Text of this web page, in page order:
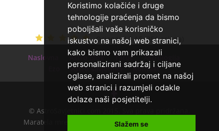
Koristimo kolačiće i druge
tehnologije praćenja da bismo
poboljšali vaše korisničko
iskustvo na našoj web stranici,
kako bismo vam prikazali
personalizirani sadržaj i ciljane
oglase, analizirali promet na našoj
web stranici i razumjeli odakle
dolaze naši posjetitelji.
Slažem se
Tarot savjetnik je zauzet
tarot, tarot marseille, ljubavni
tarot, visak
Broj tel: 064/600-600
tel:0,93€ - mob:1,12€ min
/ Kod 160
Tarot savjetnik je zauzet
TEHNIKE:
asrologija; numerologija, tarot
Ocjena: 4.8 / 5 (351 ocjena)
Naslovna
Astro Blog Tarot
Astrologija
Astro savjetnici Kontakt
© AstroSavjetnici.com 2015. Sva prava pridržana.
Maratela mreže d.o.o. - 072700700 - +18 |